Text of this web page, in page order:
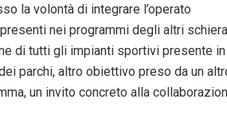
la volontà di integrare l’operato
nei programmi degli altri
di tutti gli impianti sportivi presente
parchi, altro obiettivo preso da un
un invito concreto alla